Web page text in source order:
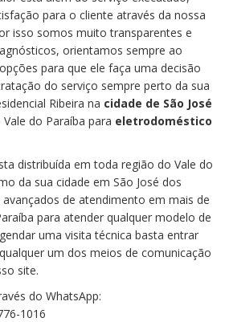
para o cliente através da nossa
isso somos muito transparentes e
orientamos sempre ao
para que ele faça uma decisão
do serviço sempre perto da sua
Ribeira na cidade de São José
do Paraíba para eletrodoméstico
distribuída em toda região do Vale do
da sua cidade em São José dos
de atendimento em mais de
para atender qualquer modelo de
uma visita técnica basta entrar
um dos meios de comunicação
site.
do WhatsApp:
1016